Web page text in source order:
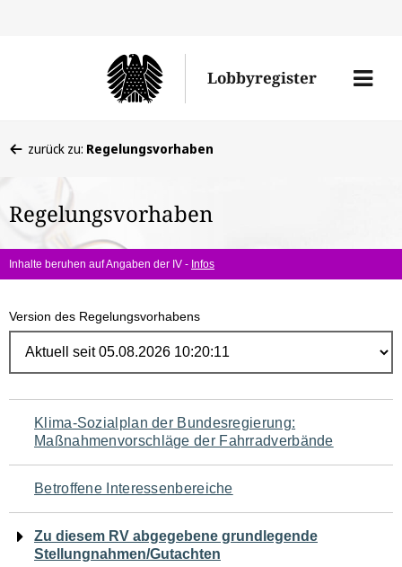
Lobbyregister
Menü
befinden
hier:
zurück zu: Regelungsvorhaben
Regelungsvorhaben
Inhalte beruhen auf Angaben der IV - Infos
Version des Regelungsvorhabens
Navigation
für
den
Seiteninhalt
Klima-Sozialplan der Bundesregierung:
Maßnahmenvorschläge der Fahrradverbände
Betroffene Interessenbereiche
Zu diesem RV abgegebene grundlegende
Stellungnahmen/Gutachten